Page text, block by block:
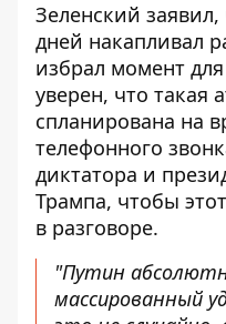
Зеленский
дней накапливал
избрал момент
уверен, что такая
спланирована на
телефонного
диктатора и
Трампа, чтобы
в разговоре.
"Путин
массированный